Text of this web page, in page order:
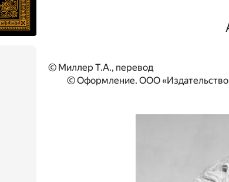
© Миллер Т.А., перевод
© Оформление. ООО «Издательство